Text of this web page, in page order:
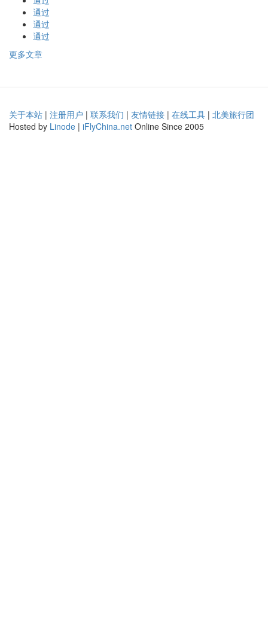
通过
通过
通过
更多文章
关于本站 | 注册用户 | 联系我们 | 友情链接 | 在线工具 | 北美旅行团
Hosted by Linode | iFlyChina.net Online Since 2005